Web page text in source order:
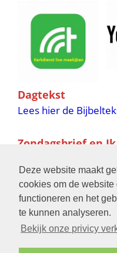
Deze website maakt
cookies om de website
functioneren en het
te kunnen analyseren.
Bekijk onze privicy
Dagtekst
Lees hier de
Zondagsbrief en
de verschijningsdata
Bijbelschool